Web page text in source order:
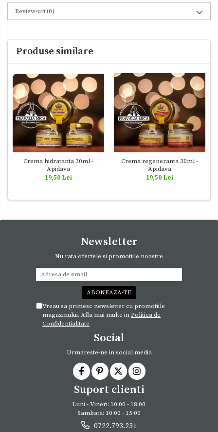
Review-uri(0)
Produse similare
Crema hidratanta 30ml -
Apidava
19,50 Lei
Crema regeneranta 30ml -
Apidava
19,50 Lei
Newsletter
Nu rata ofertele si promotiile noastre
Vreau sa primesc newsletter cu promotiile
magazinului. Afla mai multe inPolitica de
Confidentialitate
Social
Urmareste-ne in social media
Suport clienti
Luni - Vineri: 10:00 - 18:00
Sambata: 10:00 - 15:00
0722.793.231